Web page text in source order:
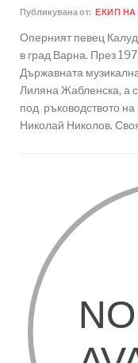
Публикувана от: ЕКИП НА
Оперният певец
в град Варна. През
Държавната
Лиляна Жабленска, а
под ръководството
Николай Николов.